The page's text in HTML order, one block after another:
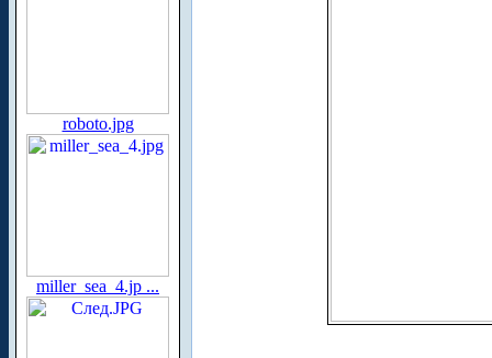
roboto.jpg
miller_sea_4.jp ...